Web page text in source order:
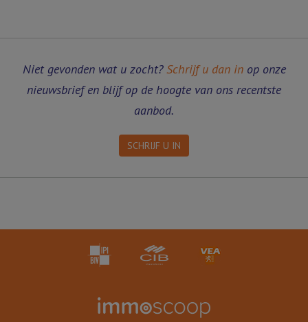
Niet gevonden wat u zocht?Schrijf u dan inop onze
nieuwsbrief en blijf op de hoogte van ons recentste
aanbod.
SCHRIJF U IN